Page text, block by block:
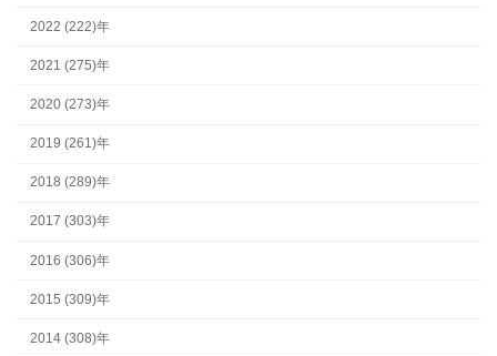
2022 (222)年
2021 (275)年
2020 (273)年
2019 (261)年
2018 (289)年
2017 (303)年
2016 (306)年
2015 (309)年
2014 (308)年